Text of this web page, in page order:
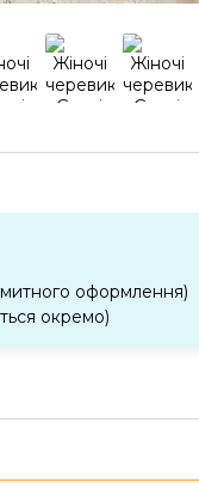
оформлення)
окремо)